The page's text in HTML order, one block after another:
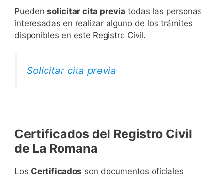
​Pueden solicitar cita previa todas las personas
interesadas en realizar alguno de los trámites
disponibles en este Registro Civil.​
Solicitar cita previa
Certificados del Registro Civil
de La Romana
Los Certificados son documentos oficiales